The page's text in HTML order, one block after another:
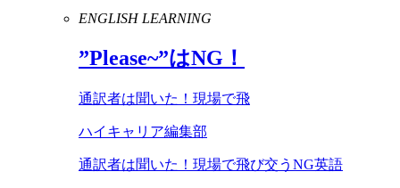
ENGLISH LEARNING
”Please~”はNG ！
通訳者は聞いた！現場で飛
ハイキャリア編集部
通訳者は聞いた！現場で飛び交うNG英語